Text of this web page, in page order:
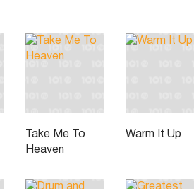
Take Me To
Heaven
Warm It Up